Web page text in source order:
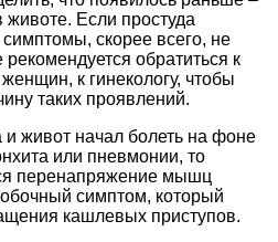
Если простуда
скорее всего, не
обратиться к
к гинекологу, чтобы
таких проявлений.
и живот начал болеть на фоне
или пневмонии, то
перенапряжение мышц
симптом, который
кашлевых приступов.